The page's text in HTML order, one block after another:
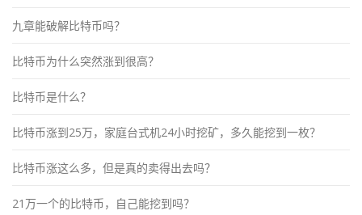
九章能破解比特币吗？
比特币为什么突然涨到很高？
比特币是什么？
比特币涨到25万，家庭台式机24小时挖矿，多久能挖到一枚？
比特币涨这么多，但是真的卖得出去吗？
21万一个的比特币，自己能挖到吗？